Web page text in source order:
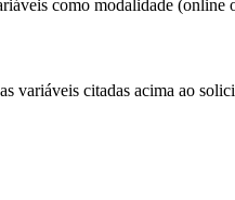
como modalidade (online
variáveis citadas acima ao